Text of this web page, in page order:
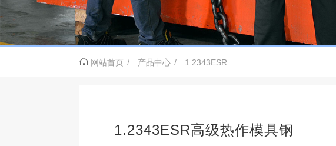
网站首页 产品中心 1.2343ESR
1.2343ESR高级热作模具钢